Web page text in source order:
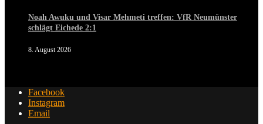
Noah Awuku und Visar Mehmeti treffen: VfR Neumünster
schlägt Eichede 2:1
8. August 2026
Facebook
Instagram
Email